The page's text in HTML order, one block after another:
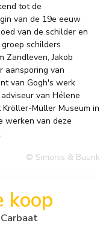
tot de
van de 19e eeuw
van de schilder en
schilders
Zandleven, Jakob
aansporing van
van Gogh's werk
van Hélene
Müller Museum in
werken van deze
© Simonis & Buunk
koop